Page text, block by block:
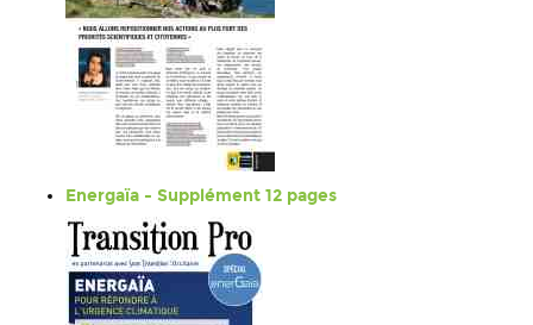
Energaïa - Supplément 12 pages